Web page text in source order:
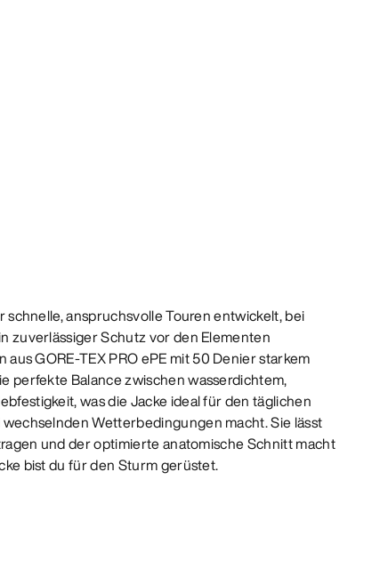
schnelle, anspruchsvolle Touren entwickelt, bei
zuverlässiger Schutz vor den Elementen
GORE-TEX PRO ePE mit 50 Denier starkem
perfekte Balance zwischen wasserdichtem,
was die Jacke ideal für den täglichen
Wetterbedingungen macht. Sie lässt
und der optimierte anatomische Schnitt macht
bist du für den Sturm gerüstet.